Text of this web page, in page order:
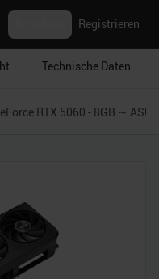
Registrieren
Technische Daten
RTX 5060 - 8GB